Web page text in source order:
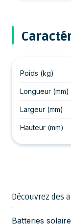
Poids (kg)
Longueur (mm)
Largeur (mm)
Hauteur (mm)
Découvrez des
:
Batteries